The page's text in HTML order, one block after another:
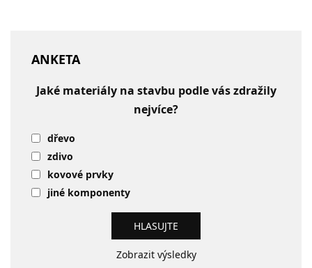
ANKETA
Jaké materiály na stavbu podle vás zdražily
nejvíce?
dřevo
zdivo
kovové prvky
jiné komponenty
Zobrazit výsledky